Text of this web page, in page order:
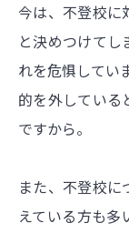
今は、不登校に
と決めつけて
れを危惧してい
的を外している
ですから。
また、不登校
えている方も